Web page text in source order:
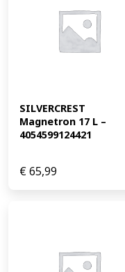
SILVERCREST
Magnetron 17 L –
4054599124421
€65,99